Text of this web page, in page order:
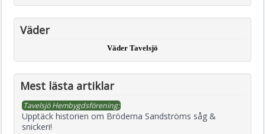
Väder
Väder Tavelsjö
Mest lästa artiklar
Tavelsjö Hembygdsförening:
Upptäck historien om Bröderna Sandströms såg &
snickeri!